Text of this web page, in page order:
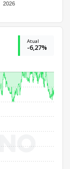
2026
Atual
-6,27%